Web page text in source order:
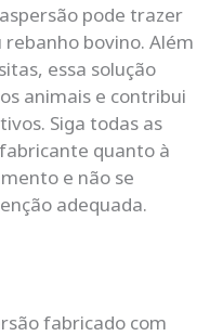
pode trazer
bovino. Além
essa solução
animais e contribui
Siga todas as
quanto à
e não se
adequada.
fabricado com